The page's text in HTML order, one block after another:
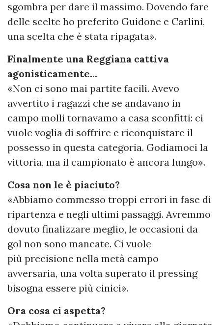
sgombra per dare il massimo. Dovendo fare
delle scelte ho preferito Guidone e Carlini,
una scelta che è stata ripagata».
Finalmente una Reggiana cattiva
agonisticamente...
«Non ci sono mai partite facili. Avevo
avvertito i ragazzi che se andavano in
campo molli tornavamo a casa sconfitti: ci
vuole voglia di soffrire e riconquistare il
possesso in questa categoria. Godiamoci la
vittoria, ma il campionato è ancora lungo».
Cosa non le è piaciuto?
«Abbiamo commesso troppi errori in fase di
ripartenza e negli ultimi passaggi. Avremmo
dovuto finalizzare meglio, le occasioni da
gol non sono mancate. Ci vuole
più precisione nella metà campo
avversaria, una volta superato il pressing
bisogna essere più cinici».
Ora cosa ci aspetta?